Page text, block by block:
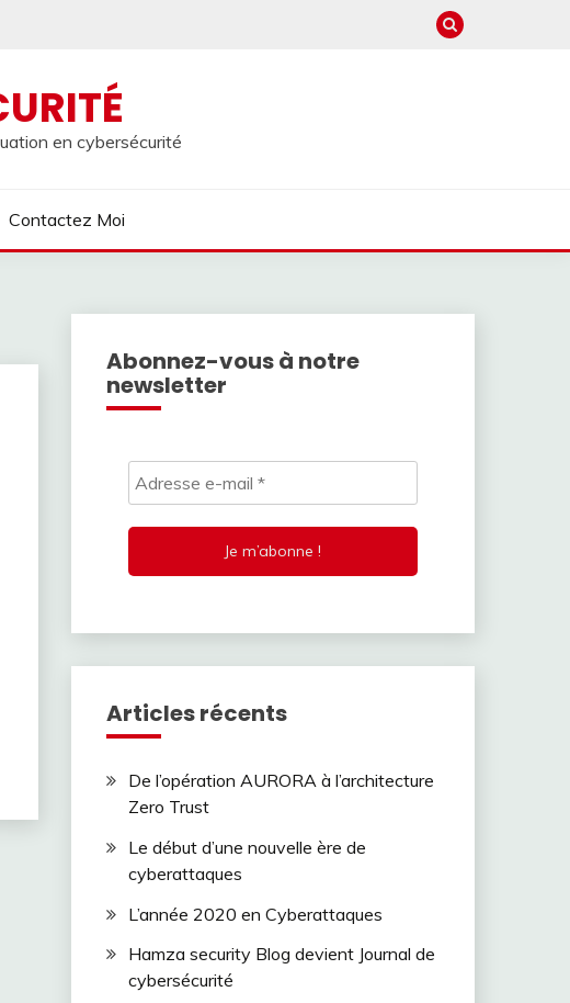
en cybersécurité
Contactez Moi
Abonnez-vous à notre
newsletter
Articles récents
De l’opération AURORA à l’architecture
Zero Trust
Le début d’une nouvelle ère de
cyberattaques
L’année 2020 en Cyberattaques
Hamza security Blog devient Journal de
cybersécurité